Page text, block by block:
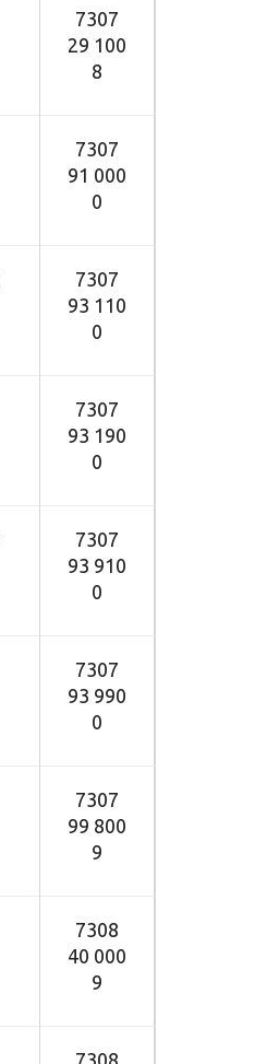
7307
29 100
8
7307
91 000
0
7307
93 110
0
7307
93 190
0
7307
93 910
0
7307
93 990
0
7307
99 800
9
7308
40 000
9
7308